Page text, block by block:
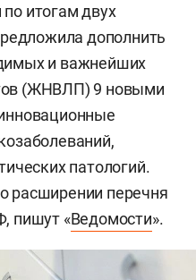
итогам двух
дополнить
и важнейших
(ЖНВЛП) 9 новыми
патологий.
расширении перечня
пишут «Ведомости».